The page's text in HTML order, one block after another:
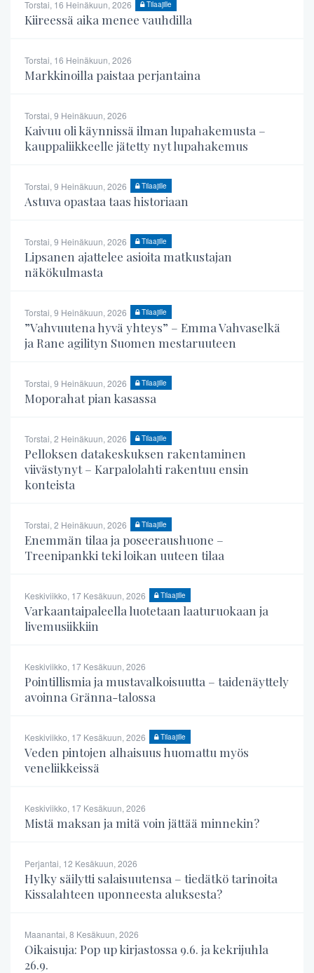
Torstai, 16 Heinäkuun, 2026 Tilaajille
Kiireessä aika menee vauhdilla
Torstai, 16 Heinäkuun, 2026
Markkinoilla paistaa perjantaina
Torstai, 9 Heinäkuun, 2026
Kaivuu oli käynnissä ilman lupahakemusta –
kauppaliikkeelle jätetty nyt lupahakemus
Torstai, 9 Heinäkuun, 2026 Tilaajille
Astuva opastaa taas historiaan
Torstai, 9 Heinäkuun, 2026 Tilaajille
Lipsanen ajattelee asioita matkustajan
näkökulmasta
Torstai, 9 Heinäkuun, 2026 Tilaajille
”Vahvuutena hyvä yhteys” – Emma Vahvaselkä
ja Rane agilityn Suomen mestaruuteen
Torstai, 9 Heinäkuun, 2026 Tilaajille
Moporahat pian kasassa
Torstai, 2 Heinäkuun, 2026 Tilaajille
Pelloksen datakeskuksen rakentaminen
viivästynyt – Karpalolahti rakentuu ensin
konteista
Torstai, 2 Heinäkuun, 2026 Tilaajille
Enemmän tilaa ja poseeraushuone –
Treenipankki teki loikan uuteen tilaa
Keskiviikko, 17 Kesäkuun, 2026 Tilaajille
Varkaantaipaleella luotetaan laaturuokaan ja
livemusiikkiin
Keskiviikko, 17 Kesäkuun, 2026
Pointillismia ja mustavalkoisuutta – taidenäyttely
avoinna Gränna-talossa
Keskiviikko, 17 Kesäkuun, 2026 Tilaajille
Veden pintojen alhaisuus huomattu myös
veneliikkeissä
Keskiviikko, 17 Kesäkuun, 2026
Mistä maksan ja mitä voin jättää minnekin?
Perjantai, 12 Kesäkuun, 2026
Hylky säilytti salaisuutensa – tiedätkö tarinoita
Kissalahteen uponneesta aluksesta?
Maanantai, 8 Kesäkuun, 2026
Oikaisuja: Pop up kirjastossa 9.6. ja kekrijuhla
26.9.